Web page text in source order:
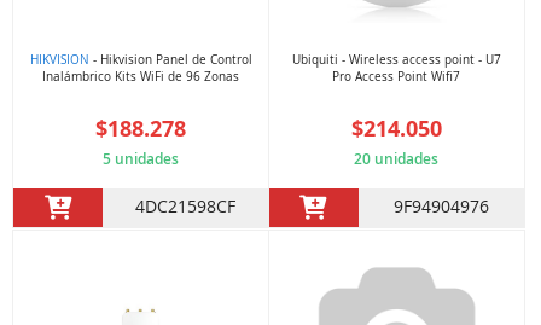
HIKVISION - Hikvision Panel de Control
Inalámbrico Kits WiFi de 96 Zonas
$188.278
5 unidades
4DC21598CF
Ubiquiti - Wireless access point - U7
Pro Access Point Wifi7
$214.050
20 unidades
9F94904976